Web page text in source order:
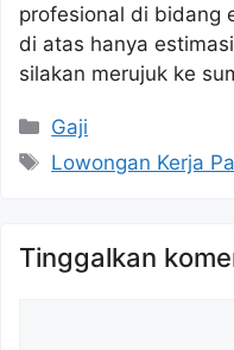
profesional di bidang
di atas hanya
silakan merujuk ke
Kategori
Gaji
Tag
Lowongan Kerja
Tinggalkan